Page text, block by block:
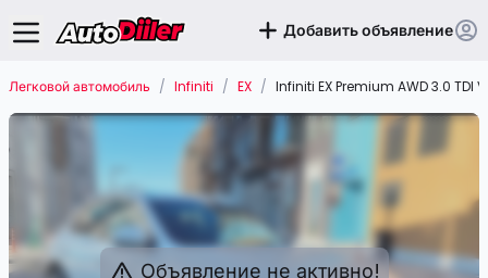
Добавить объявление
Легковой автомобиль / Infiniti / EX / Infiniti EX Premium AWD 3.0 TDI
Объявление не активно!